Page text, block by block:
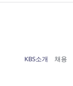
KBS소개 채용